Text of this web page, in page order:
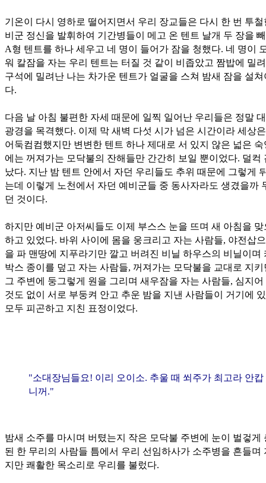
기온이 다시 영하로 떨어지면서 우리 장교들은 다시 한 번 투철
비군 정신을 발휘하여 기간병들이 메고 온 텐트 날개 두 장을
A형 텐트를 하나 세우고 네 명이 들어가 잠을 청했다. 네 명이
워 칼잠을 자는 우리 텐트는 터질 것 같이 비좁았고 짬밥에 밀
구석에 밀려난 나는 차가운 텐트가 얼굴을 스쳐 밤새 잠을 설쳐
다.
다음 날 아침 불편한 자세 때문에 일찍 일어난 우리들은 정말
광경을 목격했다. 이제 막 새벽 다섯 시가 넘은 시간이라 세상
어둑컴컴했지만 변변한 텐트 하나 제대로 서 있지 않은 넓은 숙
에는 꺼져가는 모닥불의 잔해들만 간간히 보일 뿐이었다. 덜컥
났다. 지난 밤 텐트 안에서 자던 우리들도 추위 때문에 그렇게
는데 이렇게 노천에서 자던 예비군들 중 동사자라도 생겼을까
던 것이다.
하지만 예비군 아저씨들도 이제 부스스 눈을 뜨며 새 아침을 맞
하고 있었다. 바위 사이에 몸을 웅크리고 자는 사람들, 야전삽
을 파 맨땅에 지푸라기만 깔고 버려진 비닐 하우스의 비닐이며
박스 종이를 덮고 자는 사람들, 꺼져가는 모닥불을 교대로 지키
그 주변에 둥그렇게 원을 그리며 새우잠을 자는 사람들, 심지어
것도 없이 서로 부둥켜 안고 추운 밤을 지낸 사람들이 거기에
모두 피곤하고 지친 표정이었다.
"소대장님들요! 이리 오이소. 추울 때 쐬주가 최고라 안캅
니꺼."
밤새 소주를 마시며 버텼는지 작은 모닥불 주변에 눈이 벌겋게
된 한 무리의 사람들 틈에서 우리 선임하사가 소주병을 흔들며
지만 쾌활한 목소리로 우리를 불렀다.